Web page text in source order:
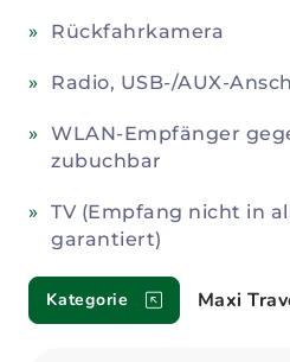
Rückfahrkamera
Radio, USB-/AUX-
WLAN-Empfänger
zubuchbar
TV (Empfang nicht in
garantiert)
Kategorie Maxi